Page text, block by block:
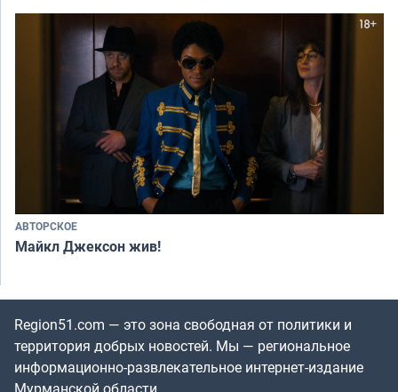
АВТОРСКОЕ
Майкл Джексон жив!
Region51.com — это зона свободная от политики и
территория добрых новостей. Мы — региональное
информационно-развлекательное интернет-издание